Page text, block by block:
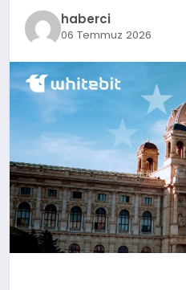
haberci
06 Temmuz 2026